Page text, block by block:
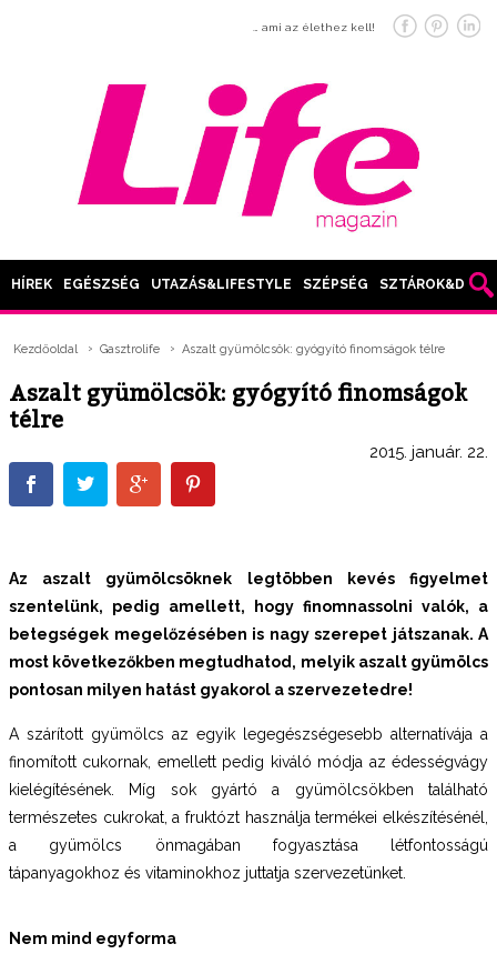
… ami az élethez kell!
HÍREK EGÉSZSÉG UTAZÁS&LIFESTYLE SZÉPSÉG SZTÁROK&DIVAT
Kezdőoldal Gasztrolife Aszalt gyümölcsök: gyógyító finomságok télre
Aszalt gyümölcsök: gyógyító finomságok
télre
2015. január. 22.
Az aszalt gyümölcsöknek legtöbben kevés figyelmet
szentelünk, pedig amellett, hogy finomnassolni valók, a
betegségek megelőzésében is nagyszerepet játszanak. A
most következőkben megtudhatod, melyik aszalt gyümölcs
pontosan milyen hatást gyakorol a szervezetedre!
A szárított gyümölcs az egyik legegészségesebb alternatívája a
finomított cukornak, emellett pedig kiváló módja az édességvágy
kielégítésének. Míg sok gyártó a gyümölcsökben található
természetes cukrokat, a fruktózt használja termékei elkészítésénél,
a gyümölcs önmagában fogyasztása létfontosságú
tápanyagokhoz és vitaminokhoz juttatja szervezetünket.
Nem mind egyforma